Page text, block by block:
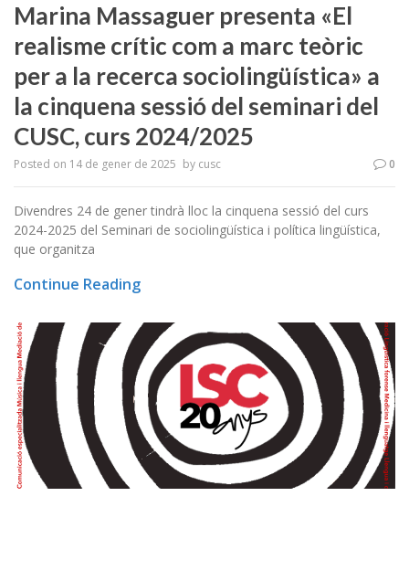
Marina Massaguer presenta «El
realisme crític com a marc teòric
per a la recerca sociolingüística» a
la cinquena sessió del seminari del
CUSC, curs 2024/2025
Posted on 14 de gener de 2025 by cusc 0
Divendres 24 de gener tindrà lloc la cinquena sessió del curs
2024-2025 del Seminari de sociolingüística i política lingüística,
que organitza
Continue Reading